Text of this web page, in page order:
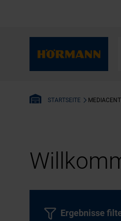
STARTSEITE
Ergebnisse